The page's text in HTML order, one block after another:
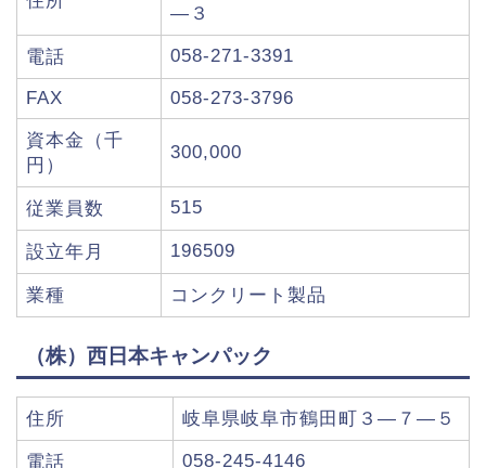
―３
電話 058-271-3391
FAX 058-273-3796
資本金（千
円）
300,000
従業員数 515
設立年月 196509
業種 コンクリート製品
（株）西日本キャンパック
住所 岐阜県岐阜市鶴田町３―７―５
電話 058-245-4146